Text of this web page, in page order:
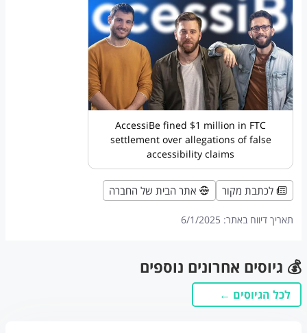
AccessiBe fined $1 million in FTC
settlement over allegations of false
accessibility claims
לכתבת מקור אתר הבית של החברה
תאריך דיווח באתר: 6/1/2025
💰 גיוסים אחרונים נוספים
לכל הגיוסים ←